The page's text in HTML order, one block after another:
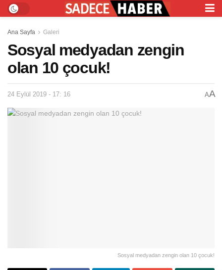
Ana Sayfa Galeri
Sosyal medyadan zengin
olan 10 çocuk!
24 Eylül 2019 - 17: 16 AA
Sosyal medyadan zengin olan 10 çocuk!